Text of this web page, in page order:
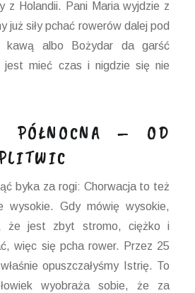
z Holandii. Pani Maria wyjdzie z
już siły pchać rowerów dalej pod
kawą albo Bożydar da garść
jest mieć czas i nigdzie się nie
PÓŁNOCNA – OD
byka za rogi: Chorwacja to też
wysokie. Gdy mówię wysokie,
że jest zbyt stromo, ciężko i
więc się pcha rower. Przez 25
opuszczałyśmy Istrię. To
wyobraża sobie, że za